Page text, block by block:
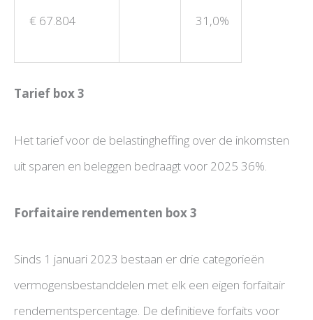
€ 67.804 31,0%
Tarief box 3
Het tarief voor de belastingheffing over de inkomsten
uit sparen en beleggen bedraagt voor 2025 36%.
Forfaitaire rendementen box 3
Sinds 1 januari 2023 bestaan er drie categorieën
vermogensbestanddelen met elk een eigen forfaitair
rendementspercentage. De definitieve forfaits voor